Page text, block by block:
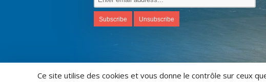
Ce site utilise des cookies et vous donne le contrôle sur ceux